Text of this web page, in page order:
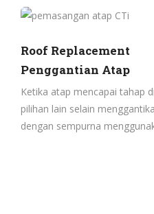
Roof Replacement
Penggantian Atap
Ketika atap mencapai tahap
pilihan lain selain
dengan sempurna